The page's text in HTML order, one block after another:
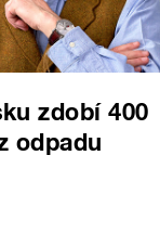
zdobí 400
odpadu